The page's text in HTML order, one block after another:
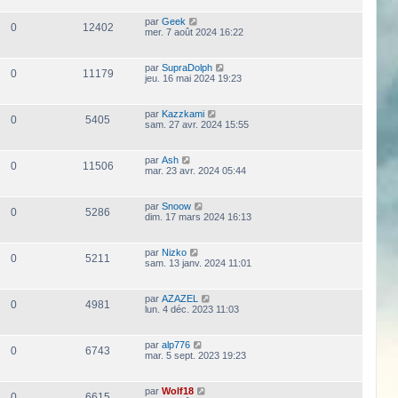
0 12402 par Geek
mer. 7 août 2024 16:22
0 11179 par SupraDolph
jeu. 16 mai 2024 19:23
0 5405 par Kazzkami
sam. 27 avr. 2024 15:55
0 11506 par Ash
mar. 23 avr. 2024 05:44
0 5286 par Snoow
dim. 17 mars 2024 16:13
0 5211 par Nizko
sam. 13 janv. 2024 11:01
0 4981 par AZAZEL
lun. 4 déc. 2023 11:03
0 6743 par alp776
mar. 5 sept. 2023 19:23
par Wolf18